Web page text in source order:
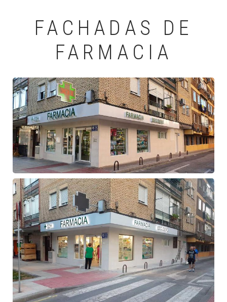
FACHADAS DE
FARMACIA
Fachada
de
farmacia